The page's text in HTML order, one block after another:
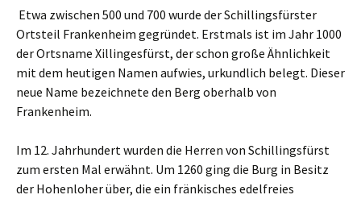
Etwa zwischen 500 und 700 wurde der Schillingsfürster
Ortsteil Frankenheim gegründet. Erstmals ist im Jahr 1000
der Ortsname Xillingesfürst, der schon große Ähnlichkeit
mit dem heutigen Namen aufwies, urkundlich belegt. Dieser
neue Name bezeichnete den Berg oberhalb von
Frankenheim.
Im 12. Jahrhundert wurden die Herren von Schillingsfürst
zum ersten Mal erwähnt. Um 1260 ging die Burg in Besitz
der Hohenloher über, die ein fränkisches edelfreies